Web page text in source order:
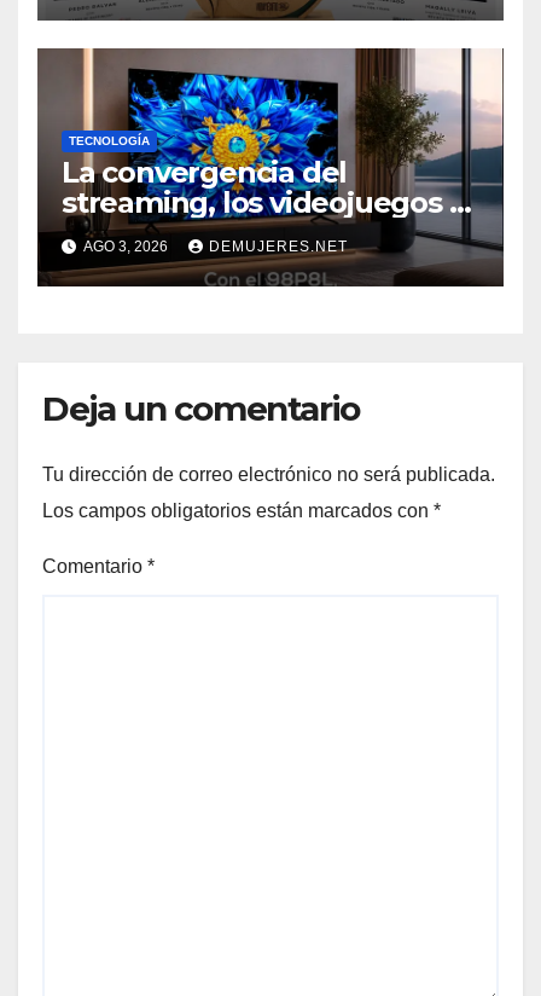
NUEVO NORTE 2026” DE LA
REVISTA VIDA Y ÉXITO
EVENTO
TECNOLOGÍA
La convergencia del
streaming, los videojuegos y
el deporte impulsa una
nueva era de televisores
AGO 3, 2026 DEMUJERES.NET
Deja un comentario
Tu dirección de correo electrónico no será publicada.
Los campos obligatorios están marcados con *
Comentario *